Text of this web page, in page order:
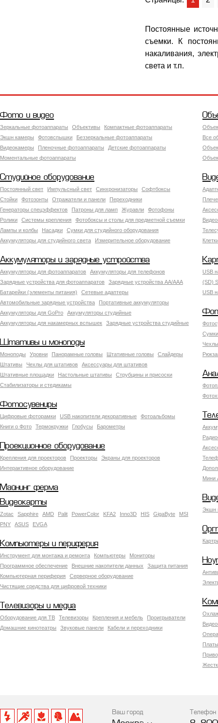
Постоянные
съемки. К
накаливания,
света и т.п.
Фото и видео
Зеркальные фотоаппараты Объективы
Компактные фотоаппараты
Экшн камеры
Фотовспышки
Беззеркальные фотоаппараты
Видеокамеры
Пленочные фотоаппараты
Детские фотоаппараты
Моментальные фотоаппараты
Все
Студийное оборудование
Постоянный свет Импульсный свет Синхронизаторы
Софтбоксы
Стойки
Фотозонты Отражатели и панели
Переходники
Генераторы спецэффектов
Патроны для ламп Журавли
Фотофоны
Ролики
Системы крепления
Фотобоксы и столы для предметной съемки
Лампы и колбы
Насадки
Сумки для студийного оборудования
Аккумуляторы для студийного света
Измерительное оборудование
Аккумуляторы и зарядные устройства
Аккумуляторы для фотоаппаратов
Аккумуляторы для телефонов
Зарядные устройства для фотоаппаратов
Зарядные устройства AA/AAA
Батарейки (элементы питания)
Сетевые адаптеры
Автомобильные зарядные устройства
Портативные аккумуляторы
Аккумуляторы для GoPro
Аккумуляторы студийные
Аккумуляторы для накамерных вспышек
Зарядные устройства студийные
USB
(SD)
USB
Штативы и моноподы
Моноподы Уровни Панорамные головы Штативные головы
Слайдеры
Штативы
Чехлы для штативов
Аксессуары для штативов
Штативные площадки
Настольные штативы
Струбцины и присоски
Стабилизаторы и стедикамы
Фотосувениры
Цифровые фоторамки USB накопители декоративные
Фотоальбомы
Книги о Фото
Термокружки Глобусы Барометры
Мини
Проекционное оборудование
Крепления для проекторов Проекторы
Экраны для проекторов
Интерактивное оборудование
Майнинг ферма
Экшн
Видеокарты
Zotac Sapphire AMD Palit PowerColor KFA2 Inno3D HIS GigaByte
MSI
PNY
ASUS EVGA
Компьютеры и периферия
Инструмент для монтажа и ремонта Компьютеры
Мониторы
Программное обеспечение
Внешние накопители данных
Защита питания
Компьютерная периферия
Серверное оборудование
Чистящие средства для цифровой техники
Телевизоры и медиа
Оборудование для ТВ Телевизоры Крепления и мебель
Проигрыватели
Домашние кинотеатры
Звуковые панели Кабели и переходники
Ваш город Телефон